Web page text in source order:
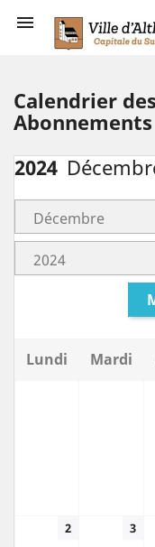

Calendrier
Abonnements
2024
Lundi Mardi
2 3